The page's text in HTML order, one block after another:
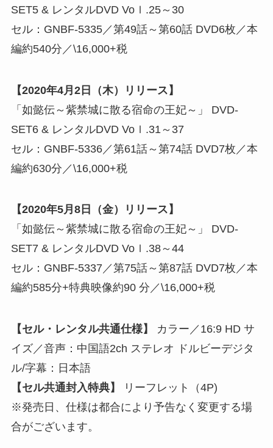
SET5 & レンタルDVD Voｌ.25～30
セル：GNBF-5335／第49話～第60話 DVD6枚／本
編約540分／\16,000+税
【2020年4月2日（木）リリース】
「如懿伝～紫禁城に散る宿命の王妃～」 DVD-
SET6 & レンタルDVD Voｌ.31～37
セル：GNBF-5336／第61話～第74話 DVD7枚／本
編約630分／\16,000+税
【2020年5月8日（金）リリース】
「如懿伝～紫禁城に散る宿命の王妃～」 DVD-
SET7 & レンタルDVD Voｌ.38～44
セル：GNBF-5337／第75話～第87話 DVD7枚／本
編約585分+特典映像約90 分／\16,000+税
【セル・レンタル共通仕様】
カラー／16:9 HD サ
イズ／音声：中国語2ch ステレオ ドルビーデジタ
ル/字幕：日本語
【セル共通封入特典】
リーフレット（4P)
※発売日、仕様は都合により予告なく変更する場
合がございます。